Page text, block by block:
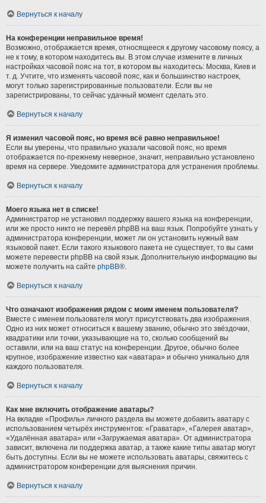
Вернуться к началу
На конференции неправильное время!
Возможно, отображается время, относящееся к другому часовому поясу, а
не к тому, в котором находитесь вы. В этом случае измените в личных
настройках часовой пояс на тот, в котором вы находитесь: Москва, Киев и
т. д. Учтите, что изменять часовой пояс, как и большинство настроек,
могут только зарегистрированные пользователи. Если вы не
зарегистрированы, то сейчас удачный момент сделать это.
Вернуться к началу
Я изменил часовой пояс, но время всё равно неправильное!
Если вы уверены, что правильно указали часовой пояс, но время
отображается по-прежнему неверное, значит, неправильно установлено
время на сервере. Уведомите администратора для устранения проблемы.
Вернуться к началу
Моего языка нет в списке!
Администратор не установил поддержку вашего языка на конференции,
или же просто никто не перевёл phpBB на ваш язык. Попробуйте узнать у
администратора конференции, может ли он установить нужный вам
языковой пакет. Если такого языкового пакета не существует, то вы сами
можете перевести phpBB на свой язык. Дополнительную информацию вы
можете получить на сайте phpBB®.
Вернуться к началу
Что означают изображения рядом с моим именем пользователя?
Вместе с именем пользователя могут присутствовать два изображения.
Одно из них может относиться к вашему званию, обычно это звёздочки,
квадратики или точки, указывающие на то, сколько сообщений вы
оставили, или на ваш статус на конференции. Другое, обычно более
крупное, изображение известно как «аватара» и обычно уникально для
каждого пользователя.
Вернуться к началу
Как мне включить отображение аватары?
На вкладке «Профиль» личного раздела вы можете добавить аватару с
использованием четырёх инструментов: «Граватар», «Галерея аватар»,
«Удалённая аватара» или «Загружаемая аватара». От администратора
зависит, включена ли поддержка аватар, а также какие типы аватар могут
быть доступны. Если вы не можете использовать аватары, свяжитесь с
администратором конференции для выяснения причин.
Вернуться к началу